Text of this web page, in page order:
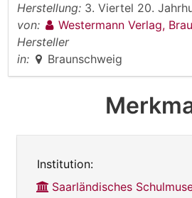
Herstellung: 3. Viertel 20.
von:
Westermann Verlag,
Hersteller
in:
Braunschweig
Institution:
Saarländisches